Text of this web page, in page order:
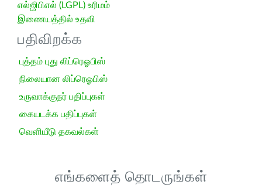
எல்ஜிபிஎல் (LGPL) உரிமம்
இணையத்தில் உதவி
பதிவிறக்க
புத்தம் புது லிப்ரெஓபிஸ்
நிலையான லிப்ரெஓபிஸ்
உருவாக்குநர் பதிப்புகள்
கையடக்க பதிப்புகள்
வெளியீடு தகவல்கள்
எங்களைத் தொடருங்கள்